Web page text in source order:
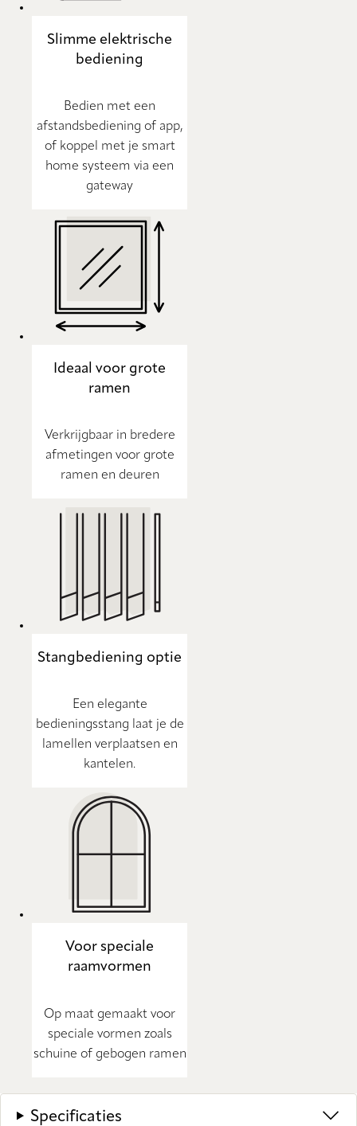
Slimme elektrische
bediening
Bedien met een
afstandsbediening of app,
of koppel met je smart
home systeem via een
gateway
Ideaal voor grote
ramen
Verkrijgbaar in bredere
afmetingen voor grote
ramen en deuren
Stangbediening optie
Een elegante
bedieningsstang laat je de
lamellen verplaatsen en
kantelen.
Voor speciale
raamvormen
Op maat gemaakt voor
speciale vormen zoals
schuine of gebogen ramen
Specificaties